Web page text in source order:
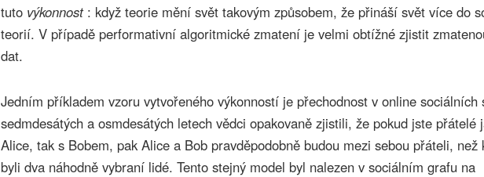
tuto výkonnost: když teorie mění svět takovým způsobem, že přináší svět více do
teorií. V případě performativní algoritmické zmatení je velmi obtížné zjistit
dat.
Jedním příkladem vzoru vytvořeného výkonností je přechodnost v online
sedmdesátých a osmdesátých letech vědci opakovaně zjistili, že pokud jste přátelé
Alice, tak s Bobem, pak Alice a Bob pravděpodobně budou mezi sebou přáteli, než
byli dva náhodně vybraní lidé. Tento stejný model byl nalezen v sociálním grafu na